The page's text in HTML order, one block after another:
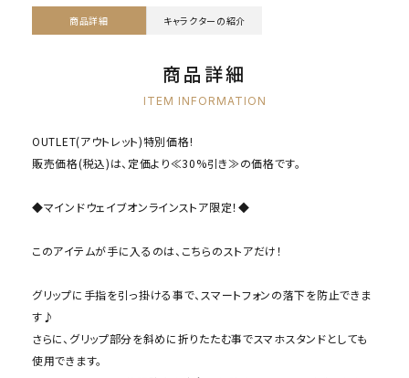
商品詳細 キャラクターの紹介
商品詳細
ITEM INFORMATION
OUTLET(アウトレット)特別価格!
販売価格(税込)は、定価より≪30%引き≫の価格です。
◆マインドウェイブオンラインストア限定！◆
このアイテムが手に入るのは、こちらのストアだけ！
グリップに手指を引っ掛ける事で、スマートフォンの落下を防止できま
す♪
さらに、グリップ部分を斜めに折りたたむ事でスマホスタンドとしても
使用できます。